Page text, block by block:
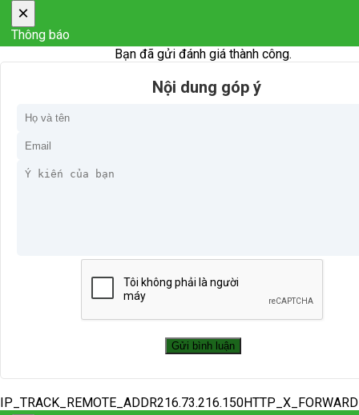
×
Thông báo
Bạn đã gửi đánh giá thành công.
Nội dung góp ý